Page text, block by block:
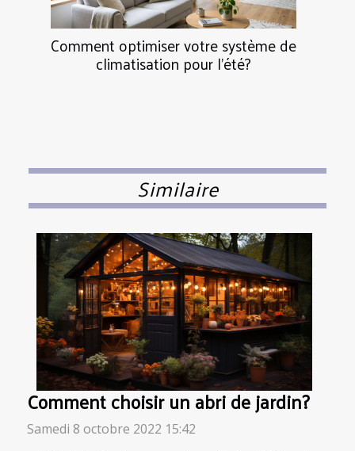
Comment optimiser votre système de
climatisation pour l'été?
Similaire
Comment choisir un abri de jardin?
Samedi 8 octobre 2022 15:42